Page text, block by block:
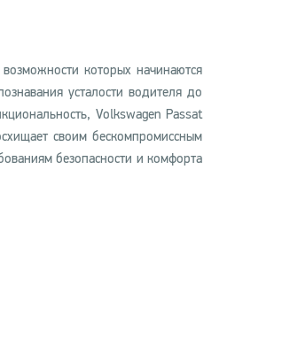
которых начинаются
усталости водителя до
Volkswagen Passat
своим бескомпромиссным
безопасности и комфорта